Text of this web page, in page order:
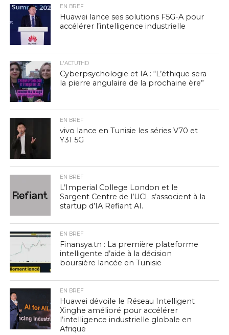
EN BREF
Huawei lance ses solutions F5G-A pour
accélérer l’intelligence industrielle
L'ACTUTHD
Cyberpsychologie et IA : “L’éthique sera
la pierre angulaire de la prochaine ère”
EN BREF
vivo lance en Tunisie les séries V70 et
Y31 5G
EN BREF
L’Imperial College London et le
Sargent Centre de l’UCL s’associent à la
startup d’IA Refiant AI.
EN BREF
Finansya.tn : La première plateforme
intelligente d’aide à la décision
boursière lancée en Tunisie
EN BREF
Huawei dévoile le Réseau Intelligent
Xinghe amélioré pour accélérer
l’intelligence industrielle globale en
Afrique